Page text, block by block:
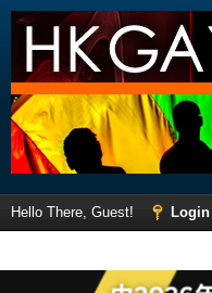
Hello There, Guest! Login